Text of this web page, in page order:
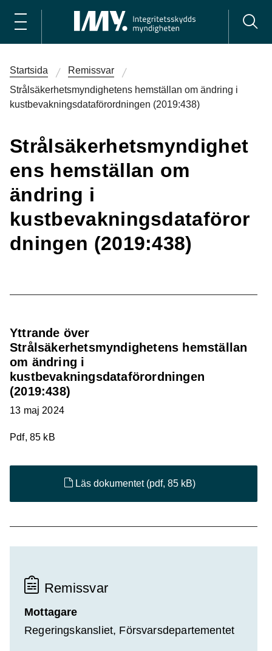
Startsida
Remissvar
Strålsäkerhetsmyndighetens hemställan om ändring i
kustbevakningsdataförordningen (2019:438)
Strålsäkerhetsmyndighet
ens hemställan om
ändring i
kustbevakningsdataföror
dningen (2019:438)
Yttrande över
Strålsäkerhetsmyndighetens hemställan
om ändring i
kustbevakningsdataförordningen
(2019:438)
13 maj 2024
Pdf, 85 kB
Läs dokumentet (pdf, 85 kB)
Remissvar
Mottagare
Regeringskansliet, Försvarsdepartementet